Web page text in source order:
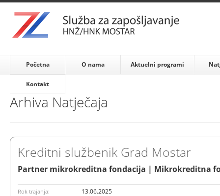
Početna O nama Aktuelni programi
Kontakt
Arhiva Natječaja
Kreditni službenik Grad Mostar
Partner mikrokreditna fondacija | Mikrokreditna
Rok trajanja: 13.06.2025